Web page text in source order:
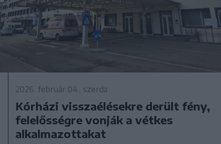
2026. február 04., szerda
Kórházi visszaélésekre derült fény,
felelősségre vonják a vétkes
alkalmazottakat